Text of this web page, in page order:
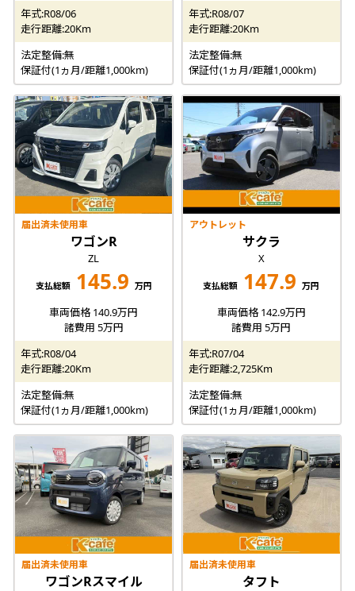
年式:R08/06
走行距離:20Km
法定整備:無
保証付(1ヵ月/距離1,000km)
年式:R08/07
走行距離:20Km
法定整備:無
保証付(1ヵ月/距離1,000km)
届出済未使用車
ワゴンR
ZL
支払総額 145.9 万円
車両価格 140.9万円
諸費用 5万円
年式:R08/04
走行距離:20Km
法定整備:無
保証付(1ヵ月/距離1,000km)
アウトレット
サクラ
X
支払総額 147.9 万円
車両価格 142.9万円
諸費用 5万円
年式:R07/04
走行距離:2,725Km
法定整備:無
保証付(1ヵ月/距離1,000km)
届出済未使用車
ワゴンRスマイル
届出済未使用車
タフト